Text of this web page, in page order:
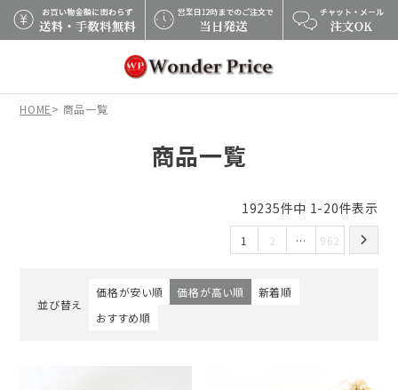
×
HOME 商品一覧
商品一覧
並び替え
価格が安い順 価格が高い順
新着順
おすすめ順
19235件中 1-20件表示
1 2 … 962